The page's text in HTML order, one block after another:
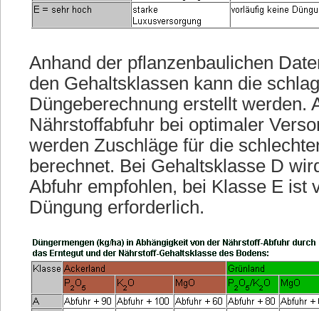
Anhand der pflanzenbaulichen
den Gehaltsklassen kann die
Düngeberechnung erstellt werden.
Nährstoffabfuhr bei optimaler
werden Zuschläge für die
berechnet. Bei Gehaltsklasse D
Abfuhr empfohlen, bei Klasse E ist
Düngung erforderlich.